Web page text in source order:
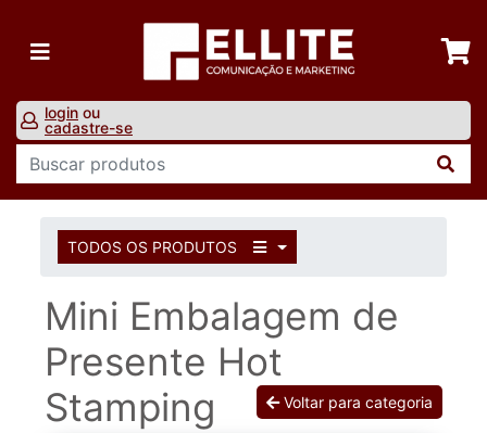
login ou
cadastre-se
TODOS OS PRODUTOS
Mini Embalagem de
Presente Hot
Stamping
Voltar para categoria